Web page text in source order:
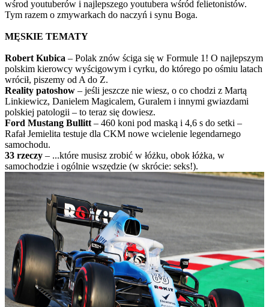
wśrod youtuberów i najlepszego youtubera wśród felietonistów.
Tym razem o zmywarkach do naczyń i synu Boga.
MĘSKIE TEMATY
Robert Kubica – Polak znów ściga się w Formule 1! O najlepszym
polskim kierowcy wyścigowym i cyrku, do którego po ośmiu latach
wrócił, piszemy od A do Z.
Reality patoshow – jeśli jeszcze nie wiesz, o co chodzi z Martą
Linkiewicz, Danielem Magicalem, Guralem i innymi gwiazdami
polskiej patologii – to teraz się dowiesz.
Ford Mustang Bullitt – 460 koni pod maską i 4,6 s do setki –
Rafał Jemielita testuje dla CKM nowe wcielenie legendarnego
samochodu.
33 rzeczy – ...które musisz zrobić w łóżku, obok łóżka, w
samochodzie i ogólnie wszędzie (w skrócie: seks!).